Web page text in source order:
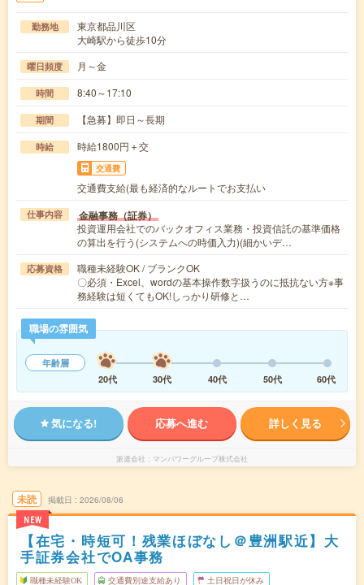
勤務地
東京都品川区
大崎駅から徒歩10分
曜日頻度 月～金
時間 8:40～17:10
期間 【急募】即日～長期
時給 時給1800円＋交
交通費
交通費支給(最も経済的なルートでお支払い
仕事内容 金融事務（証券）
投資運用会社でのバックオフィス業務・投資信託の基準価格
の算出を行う(システムへの時価入力)(細かいデ…
応募資格
職種未経験OK / ブランクOK
〇必須・Excel、wordの基本操作数字扱うのに抵抗ない方※事
務経験は短くてもOK!しっかり研修と…
職場の雰囲気
年齢層
20代
30代 40代 50代 60代
気になる! 応募へ進む 詳しく見る
派遣会社 マンパワーグループ株式会社
未読
NEW
掲載日 2026/08/06
【在宅・時短可！残業ほぼなし＠豊洲駅近】大
手証券会社でOA事務
職種未経験OK 交通費別途支給あり 土日祝日が休み